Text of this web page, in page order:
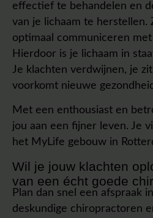
effectief te behandelen en
van je lichaam te herstellen.
optimaal communiceren
Hierdoor is je lichaam in
Je klachten verdwijnen, je
voorkomt nieuwe
Met een enthousiast en
jou aan een fijner leven. Je
het MyLife gebouw in
Wil je jouw klachten
van een écht goede
Plan dan snel een afspraak
deskundige chiropractoren